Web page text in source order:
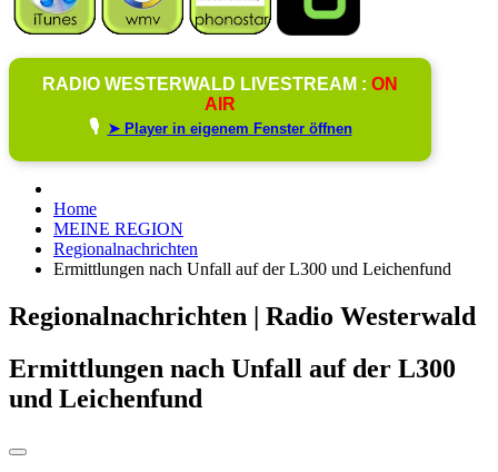
RADIO WESTERWALD LIVESTREAM : ON
AIR
🎙️ ➤ Player in eigenem Fenster öffnen
Home
MEINE REGION
Regionalnachrichten
Ermittlungen nach Unfall auf der L300 und Leichenfund
Regionalnachrichten | Radio Westerwald
Ermittlungen nach Unfall auf der L300
und Leichenfund